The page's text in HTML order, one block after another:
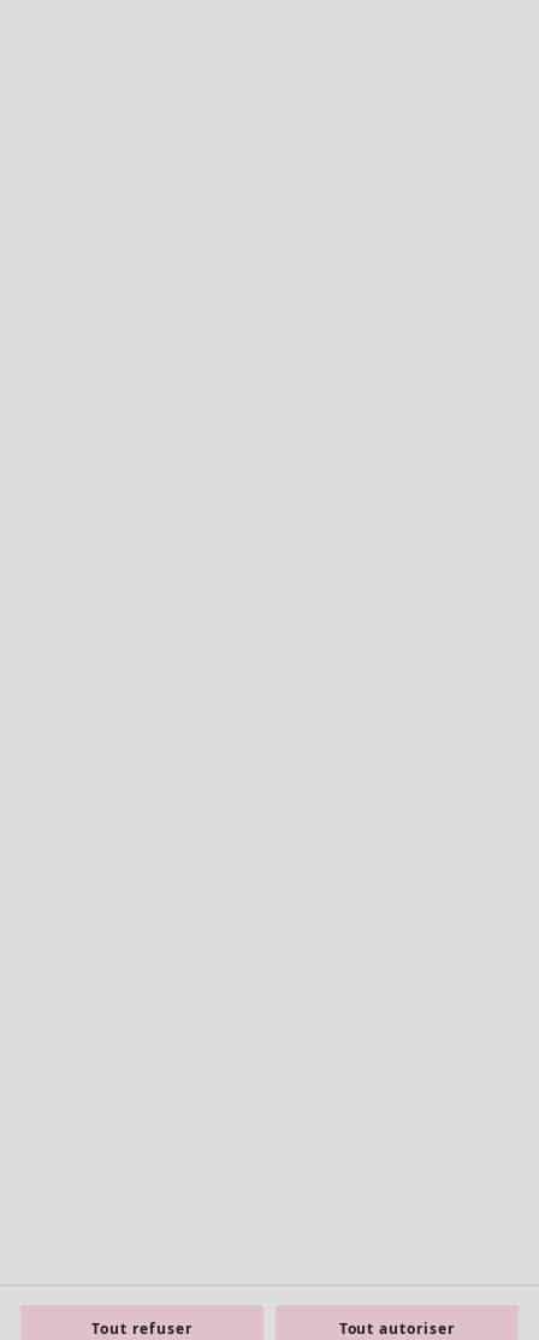
Previous slider imageNext slider image
Current slider image
Tout refuser Tout autoriser